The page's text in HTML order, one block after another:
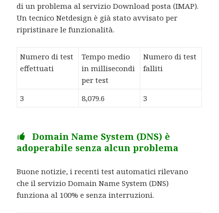
di un problema al servizio Download posta (IMAP).
Un tecnico Netdesign è già stato avvisato per
ripristinare le funzionalità.
Numero di test
effettuati
Tempo medio
in millisecondi
per test
Numero di test
falliti
3 8,079.6 3
Domain Name System (DNS) è
adoperabile senza alcun problema
Buone notizie, i recenti test automatici rilevano
che il servizio Domain Name System (DNS)
funziona al 100% e senza interruzioni.